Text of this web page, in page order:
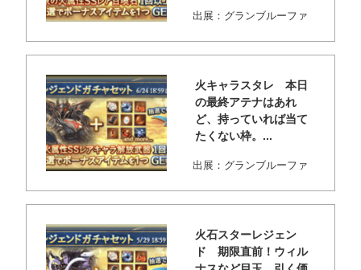
出展：グランブルーファ
火キャラスタレ 本日
の最終アテナはあれ
ど、持っていれば当て
たくない枠。...
出展：グランブルーファ
火石スターレジェン
ド 期限直前！ウィル